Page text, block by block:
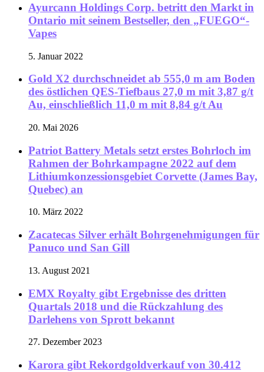
Ayurcann Holdings Corp. betritt den Markt in
Ontario mit seinem Bestseller, den „FUEGO“-
Vapes
5. Januar 2022
Gold X2 durchschneidet ab 555,0 m am Boden
des östlichen QES-Tiefbaus 27,0 m mit 3,87 g/t
Au, einschließlich 11,0 m mit 8,84 g/t Au
20. Mai 2026
Patriot Battery Metals setzt erstes Bohrloch im
Rahmen der Bohrkampagne 2022 auf dem
Lithiumkonzessionsgebiet Corvette (James Bay,
Quebec) an
10. März 2022
Zacatecas Silver erhält Bohrgenehmigungen für
Panuco und San Gill
13. August 2021
EMX Royalty gibt Ergebnisse des dritten
Quartals 2018 und die Rückzahlung des
Darlehens von Sprott bekannt
27. Dezember 2023
Karora gibt Rekordgoldverkauf von 30.412